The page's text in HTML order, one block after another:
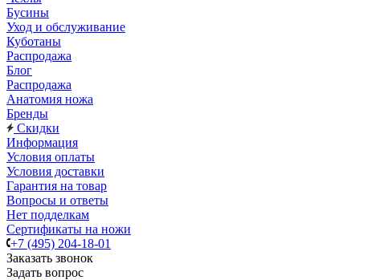
Бусины
Уход и обслуживание
Куботаны
Распродажа
Блог
Распродажа
Анатомия ножа
Бренды
Скидки
Информация
Условия оплаты
Условия доставки
Гарантия на товар
Вопросы и ответы
Нет подделкам
Сертификаты на ножи
+7 (495) 204-18-01
Заказать звонок
Задать вопрос